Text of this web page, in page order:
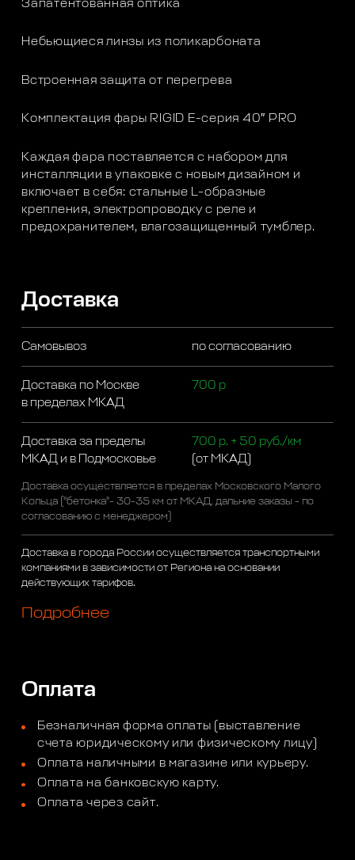
Запатентованная оптика
Небьющиеся линзы из поликарбоната
Встроенная защита от перегрева
Комплектация фары RIGID E-серия 40″ PRO
Каждая фара поставляется с набором для
инсталляции в упаковке с новым дизайном и
включает в себя: стальные L-образные
крепления, электропроводку с реле и
предохранителем, влагозащищенный тумблер.
Доставка
Самовывоз по согласованию
Доставка по Москве
в пределах МКАД
700 р
Доставка за пределы
МКАД и в Подмосковье
700 р. + 50 руб./км
(от МКАД)
Доставка осуществляется в пределах Московского Малого
Кольца ("бетонка"- 30-35 км от МКАД, дальние заказы - по
согласованию с менеджером)
Доставка в города России осуществляется транспортными
компаниями в зависимости от Региона на основании
действующих тарифов.
Подробнее
Оплата
Безналичная форма оплаты (выставление
счета юридическому или физическому лицу)
Оплата наличными в магазине или курьеру.
Оплата на банковскую карту.
Оплата через сайт.